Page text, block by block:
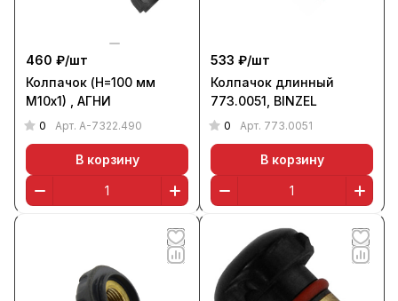
460 ₽/шт
Колпачок (Н=100 мм
М10х1) , АГНИ
0 Арт. А-7322.490
В корзину
533 ₽/шт
Колпачок длинный
773.0051, BINZEL
0 Арт. 773.0051
В корзину